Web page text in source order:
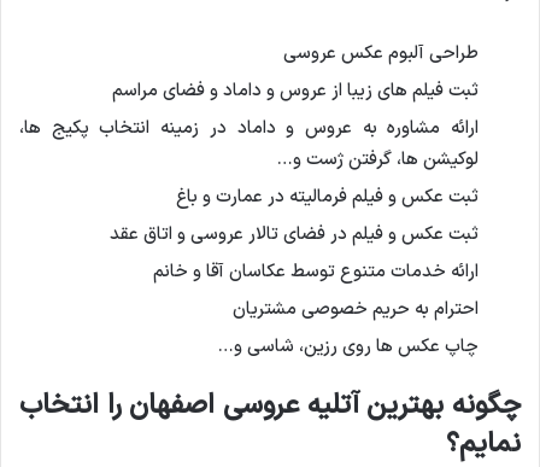
طراحی آلبوم عکس عروسی
ثبت فیلم های زیبا از عروس و داماد و فضای مراسم
ارائه مشاوره به عروس و داماد در زمینه انتخاب پکیج ها،
لوکیشن ها، گرفتن ژست و…
ثبت عکس و فیلم فرمالیته در عمارت و باغ
ثبت عکس و فیلم در فضای تالار عروسی و اتاق عقد
ارائه خدمات متنوع توسط عکاسان آقا و خانم
احترام به حریم خصوصی مشتریان
چاپ عکس ها روی رزین، شاسی و…
چگونه بهترین آتلیه عروسی اصفهان را انتخاب
نمایم؟